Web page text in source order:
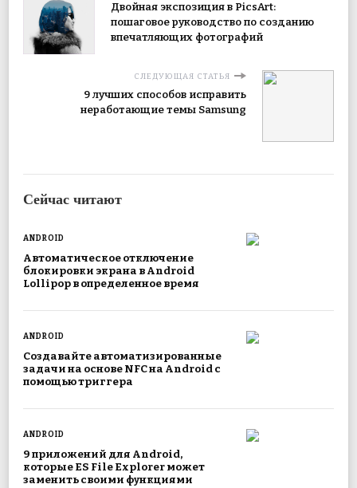
Двойная экспозиция в PicsArt:
пошаговое руководство по созданию
впечатляющих фотографий
СЛЕДУЮЩАЯ СТАТЬЯ
9 лучших способов исправить
неработающие темы Samsung
Сейчас читают
ANDROID
Автоматическое отключение
блокировки экрана в Android
Lollipop в определенное время
ANDROID
Создавайте автоматизированные
задачи на основе NFC на Android с
помощью триггера
ANDROID
9 приложений для Android,
которые ES File Explorer может
заменить своими функциями